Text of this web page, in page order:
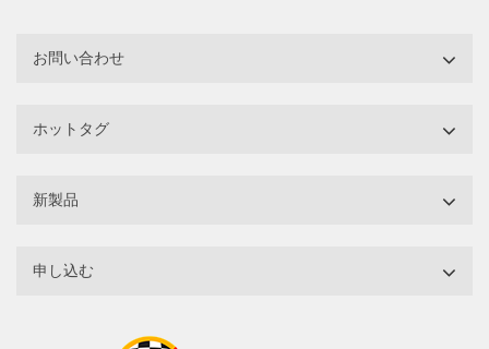
お問い合わせ
ホットタグ
新製品
申し込む